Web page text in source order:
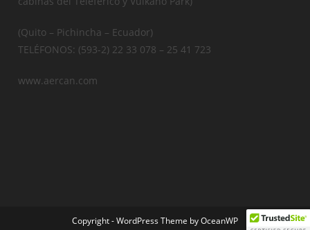
(Quito – Pichincha – Ecuador)
TELÉFONOS: (593-2) 22 33 078 – 25 41 723
www.aercan.com
Copyright - WordPress Theme by OceanWP